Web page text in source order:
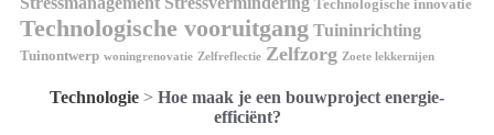
Technologische innovatie
Technologische vooruitgang Tuininrichting
Tuinontwerp woningrenovatie Zelfreflectie Zelfzorg Zoete lekkernijen
Technologie > Hoe maak je een bouwproject energie-
efficiënt?